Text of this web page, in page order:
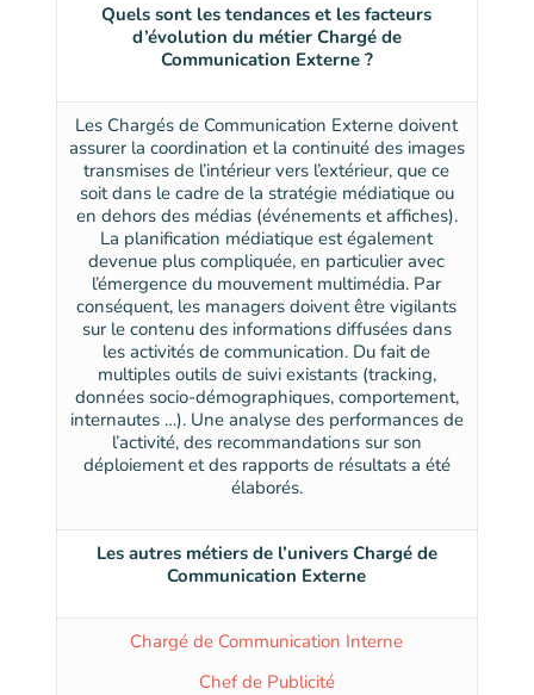
Quels sont les tendances et les facteurs
d’évolution du métier Chargé de
Communication Externe ?
Les Chargés de Communication Externe doivent
assurer la coordination et la continuité des images
transmises de l’intérieur vers l’extérieur, que ce
soit dans le cadre de la stratégie médiatique ou
en dehors des médias (événements et affiches).
La planification médiatique est également
devenue plus compliquée, en particulier avec
l’émergence du mouvement multimédia. Par
conséquent, les managers doivent être vigilants
sur le contenu des informations diffusées dans
les activités de communication. Du fait de
multiples outils de suivi existants (tracking,
données socio-démographiques, comportement,
internautes …). Une analyse des performances de
l’activité, des recommandations sur son
déploiement et des rapports de résultats a été
élaborés.
Les autres métiers de l’univers Chargé de
Communication Externe
Chargé de Communication Interne
Chef de Publicité